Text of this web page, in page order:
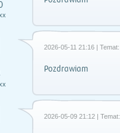
2026-05-11 21:16 | Temat:
Pozdrawiam
2026-05-09 21:12 | Temat: